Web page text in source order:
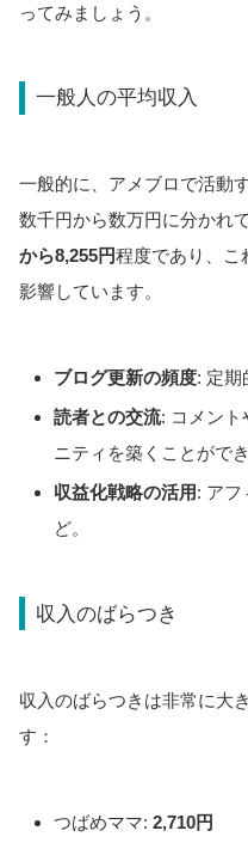
ってみましょう。
一般人の平均収入
一般的に、アメブロで活動
数千円から数万円に分かれ
から8,255円程度であり、こ
影響しています。
ブログ更新の頻度: 定期
読者との交流: コメント
ニティを築くことができ
収益化戦略の活用: アフ
ど。
収入のばらつき
収入のばらつきは非常に大
す：
つばめママ: 2,710円